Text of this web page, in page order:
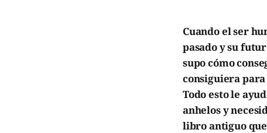
Cuando el ser
pasado y su
supo cómo
consiguiera
Todo esto le
anhelos y
libro antiguo